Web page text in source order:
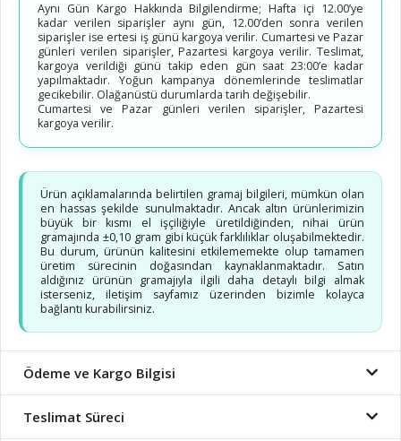
Aynı Gün Kargo Hakkında Bilgilendirme; Hafta içi 12.00’ye
kadar verilen siparişler aynı gün, 12.00’den sonra verilen
siparişler ise ertesi iş günü kargoya verilir. Cumartesi ve Pazar
günleri verilen siparişler, Pazartesi kargoya verilir. Teslimat,
kargoya verildiği günü takip eden gün saat 23:00’e kadar
yapılmaktadır. Yoğun kampanya dönemlerinde teslimatlar
gecikebilir. Olağanüstü durumlarda tarih değişebilir.
Cumartesi ve Pazar günleri verilen siparişler, Pazartesi
kargoya verilir.
Ürün açıklamalarında belirtilen gramaj bilgileri, mümkün olan
en hassas şekilde sunulmaktadır. Ancak altın ürünlerimizin
büyük bir kısmı el işçiliğiyle üretildiğinden, nihai ürün
gramajında ±0,10 gram gibi küçük farklılıklar oluşabilmektedir.
Bu durum, ürünün kalitesini etkilememekte olup tamamen
üretim sürecinin doğasından kaynaklanmaktadır. Satın
aldığınız ürünün gramajıyla ilgili daha detaylı bilgi almak
isterseniz, iletişim sayfamız üzerinden bizimle kolayca
bağlantı kurabilirsiniz.
Ödeme ve Kargo Bilgisi
Teslimat Süreci